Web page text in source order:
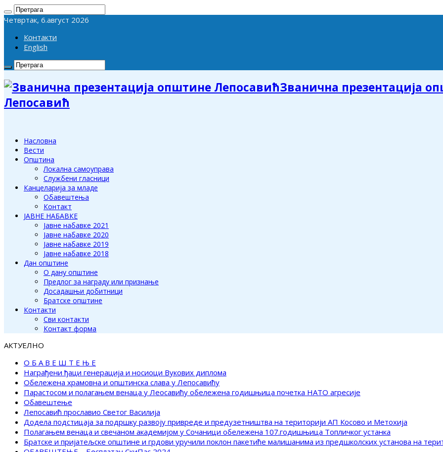
Четвртак, 6.август 2026
Контакти
English
Званична презентација
Лепосавић
Насловна
Вести
Општина
Локална самоуправа
Службени гласници
Канцеларија за младе
Обавештења
Контакт
ЈАВНЕ НАБАВКЕ
Јавне набавке 2021
Јавне набавке 2020
Јавне набавке 2019
Јавне набавке 2018
Дан општине
О дану општине
Предлог за награду или признање
Досадашњи добитници
Братске општине
Контакти
Сви контакти
Контакт форма
АКТУЕЛНО
О Б А В Е Ш Т Е Њ Е
Награђени ђаци генерација и носиоци Вукових диплома
Обележена храмовна и општинска слава у Лепосавићу
Парастосом и полагањем венаца у Леосавићу обележена годишњица почетка НАТО агресије
Обавештење
Лепосавић прославио Светог Василија
Додела подстицаја за подршку развоју привреде и предузетништва на територији АП Косово и Метохија
Полагањем венаца и свечаном академијом у Сочаници обележена 107.годишњица Топличког устанка
Братске и пријатељске општине и грдови уручили поклон пакетиће малишанима из предшколских установа на